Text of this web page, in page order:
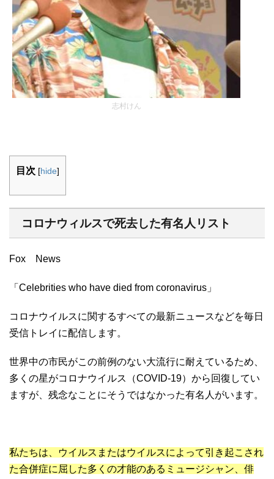
志村けん
目次 [hide]
コロナウィルスで死去した有名人リスト
Fox News
「Celebrities who have died from coronavirus」
コロナウイルスに関するすべての最新ニュースなどを毎日
受信トレイに配信します。
世界中の市民がこの前例のない大流行に耐えているため、
多くの星がコロナウイルス（COVID-19）から回復してい
ますが、残念なことにそうではなかった有名人がいます。
私たちは、ウイルスまたはウイルスによって引き起こされ
た合併症に屈した多くの才能のあるミュージシャン、俳